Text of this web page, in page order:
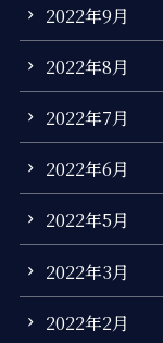
2022年9月
2022年8月
2022年7月
2022年6月
2022年5月
2022年3月
2022年2月